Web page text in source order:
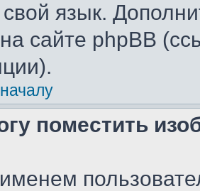
свой язык.
сайте phpBB
поместить